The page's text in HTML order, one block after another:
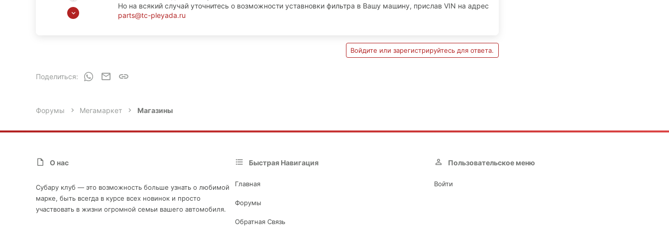
10 Ноя 2006
www.tc-pleyada.ru
Но на всякий случай уточнитесь о возможности уставновки фильтра в Вашу машину, прислав VIN на адрес
parts@tc-pleyada.ru
Войдите или зарегистрируйтесь для ответа.
Поделиться: WhatsAppЭлектронная почта
Ссылка
Форумы Мегамаркет Магазины
О нас
Субару клуб — это возможность больше узнать о любимой
марке, быть всегда в курсе всех новинок и просто
участвовать в жизни огромной семьи вашего автомобиля.
Быстрая Навигация
Главная
Форумы
Обратная Связь
Пользовательское меню
Войти